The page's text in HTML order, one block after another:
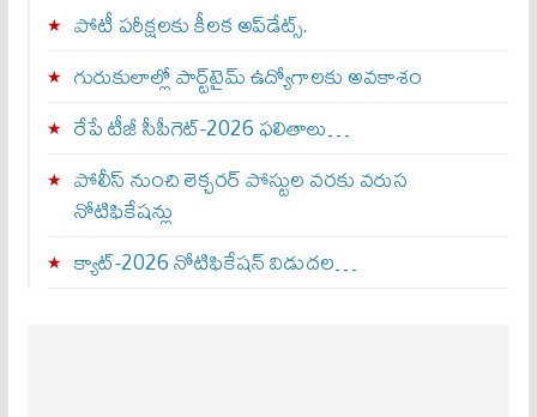
పోటీ పరీక్షలకు కీలక అప్‌డేట్స్.
గురుకులాల్లో పార్ట్‌టైమ్ ఉద్యోగాలకు అవకాశం
రేపే టీజీ సీపీగెట్‌-2026 ఫలితాలు…
పోలీస్ నుంచి లెక్చరర్ పోస్టుల వరకు వరుస
నోటిఫికేషన్లు
క్యాట్-2026 నోటిఫికేషన్ విడుదల…